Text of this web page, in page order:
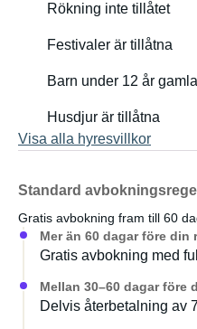
Rökning inte tillåtet
Festivaler är tillåtna
Barn under 12 år
Husdjur är tillåtna
Visa alla hyresvillkor
Standard avbokningsregel
Gratis avbokning fram till 60
Mer än 60 dagar före din
Gratis avbokning med
Mellan 30–60 dagar före
Delvis återbetalning av